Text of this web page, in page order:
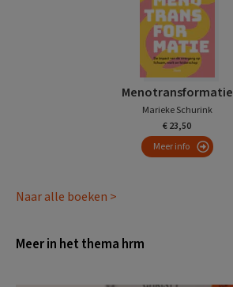
Menotransformatie
Marieke Schurink
€ 23,50
Meer info
Naar alle boeken >
Meer in het thema hrm